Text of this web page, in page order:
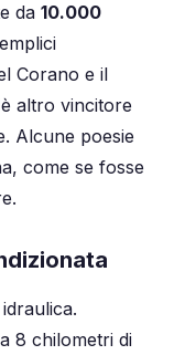
da 10.000
Corano e il
altro vincitore
Alcune poesie
come se fosse
8 chilometri di